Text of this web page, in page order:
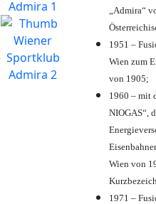
„Admira“
1951 –
Wien zum
von 1905;
1960 – mit
NIOGAS“,
Wien von
1971 –